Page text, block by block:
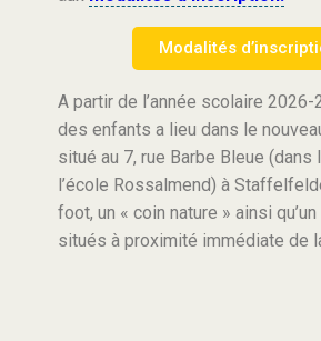
Modalités
A partir de l’année scolaire 2026-
des enfants a lieu dans le
situé au 7, rue Barbe Bleue (dans
l’école Rossalmend) à
foot, un « coin nature » ainsi
situés à proximité immédiate de